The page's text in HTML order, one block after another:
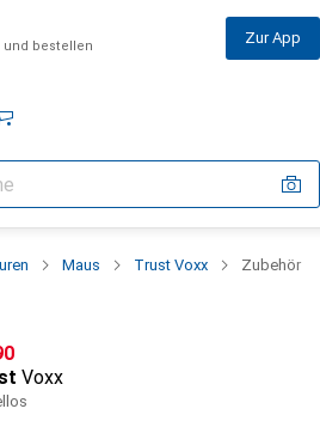
bestellen Zur App
Maus Trust Voxx Zubehör
Voxx